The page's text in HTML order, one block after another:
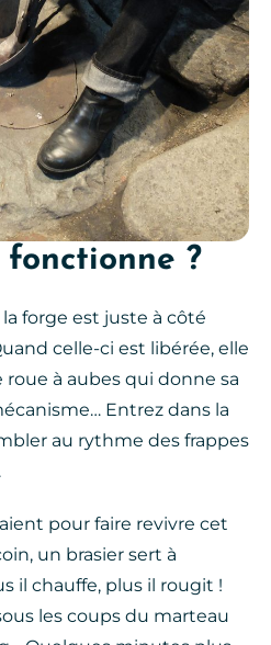
fonctionne ?
forge est juste à côté
celle-ci est libérée, elle
à aubes qui donne sa
Entrez dans la
au rythme des frappes
pour faire revivre cet
un brasier sert à
il chauffe, plus il rougit !
les coups du marteau